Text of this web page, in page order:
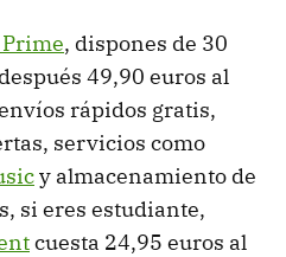
, dispones de 30
49,90 euros al
rápidos gratis,
servicios como
y almacenamiento de
si eres estudiante,
cuesta 24,95 euros al